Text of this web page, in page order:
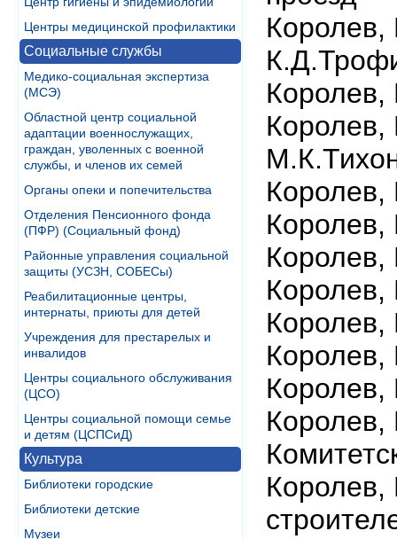
Центры медицинской профилактики
Социальные службы
Медико-социальная экспертиза
(МСЭ)
Областной центр социальной
адаптации военнослужащих,
граждан, уволенных с военной
службы, и членов их семей
Органы опеки и попечительства
Отделения Пенсионного фонда
(ПФР) (Социальный фонд)
Районные управления социальной
защиты (УСЗН, СОБЕСы)
Реабилитационные центры,
интернаты, приюты для детей
Учреждения для престарелых и
инвалидов
Центры социального обслуживания
(ЦСО)
Центры социальной помощи семье
и детям (ЦСПСиД)
Культура
Библиотеки городские
Библиотеки детские
Музеи
Королев,